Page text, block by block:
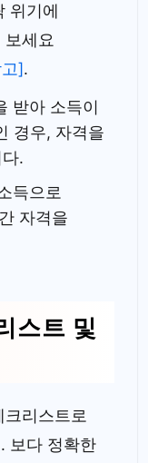
위기에
세요
].
받아 소득이
경우, 자격을
.
득으로
자격을
스트 및
크리스트로
보다 정확한